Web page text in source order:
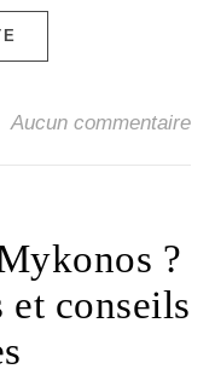
Aucun commentaire
?
conseils